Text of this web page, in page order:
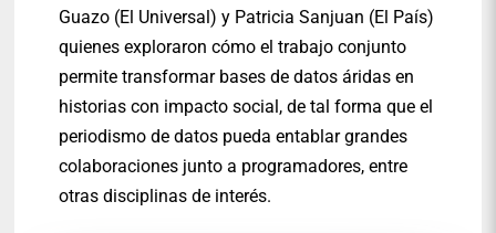
Guazo (El Universal) y Patricia Sanjuan (El País)
quienes exploraron cómo el trabajo conjunto
permite transformar bases de datos áridas en
historias con impacto social, de tal forma que el
periodismo de datos pueda entablar grandes
colaboraciones junto a programadores, entre
otras disciplinas de interés.